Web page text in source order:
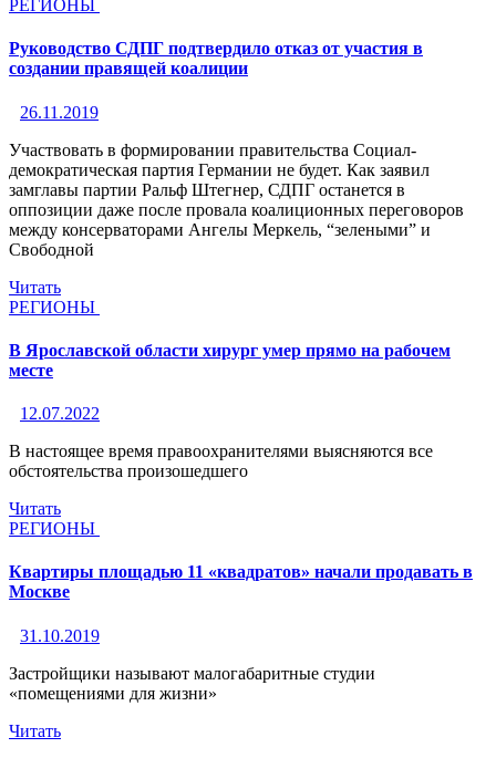
РЕГИОНЫ
Руководство СДПГ подтвердило отказ от участия в
создании правящей коалиции
26.11.2019
Участвовать в формировании правительства Социал-
демократическая партия Германии не будет. Как заявил
замглавы партии Ральф Штегнер, СДПГ останется в
оппозиции даже после провала коалиционных переговоров
между консерваторами Ангелы Меркель, “зелеными” и
Свободной
Читать
РЕГИОНЫ
В Ярославской области хирург умер прямо на рабочем
месте
12.07.2022
В настоящее время правоохранителями выясняются все
обстоятельства произошедшего
Читать
РЕГИОНЫ
Квартиры площадью 11 «квадратов» начали продавать в
Москве
31.10.2019
Застройщики называют малогабаритные студии
«помещениями для жизни»
Читать